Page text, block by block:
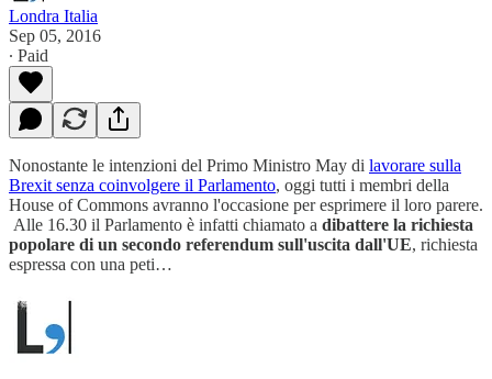
Londra Italia
Sep 05, 2016
∙ Paid
Nonostante le intenzioni del Primo Ministro May di lavorare sulla
Brexit senza coinvolgere il Parlamento, oggi tutti i membri della
House of Commons avranno l'occasione per esprimere il loro parere.
Alle 16.30 il Parlamento è infatti chiamato a dibattere la richiesta
popolare di un secondo referendum sull'uscita dall'UE, richiesta
espressa con una peti…